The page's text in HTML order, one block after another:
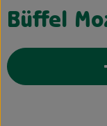
Büffel